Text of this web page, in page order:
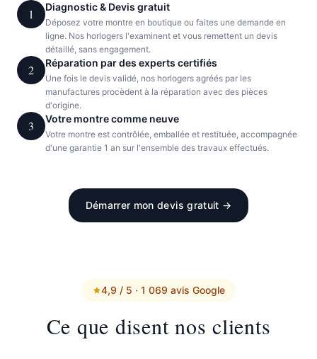
1 Diagnostic & Devis gratuit
Déposez votre montre en boutique ou faites une demande en
ligne. Nos horlogers l'examinent et vous remettent un devis
détaillé, sans engagement.
2 Réparation par des experts certifiés
Une fois le devis validé, nos horlogers agréés par les
manufactures procèdent à la réparation avec des pièces
d'origine.
3 Votre montre comme neuve
Votre montre est contrôlée, emballée et restituée, accompagnée
d'une garantie 1 an sur l'ensemble des travaux effectués.
Démarrer mon devis gratuit →
4,9 / 5 · 1 069 avis Google
Ce que disent nos clients